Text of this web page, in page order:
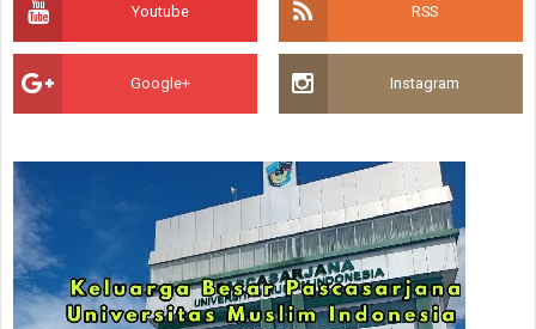
Youtube RSS
Google+ Instagram